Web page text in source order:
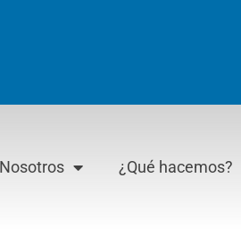
Nosotros ¿Qué hacemos?